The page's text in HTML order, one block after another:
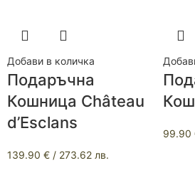
Добави в количка
Подаръчна
Кошница Château
d’Esclans
139.90 € / 273.62 лв.
99.90